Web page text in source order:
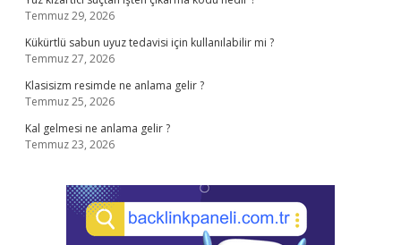
Temmuz 29, 2026
Kükürtlü sabun uyuz tedavisi için kullanılabilir mi ?
Temmuz 27, 2026
Klasisizm resimde ne anlama gelir ?
Temmuz 25, 2026
Kal gelmesi ne anlama gelir ?
Temmuz 23, 2026